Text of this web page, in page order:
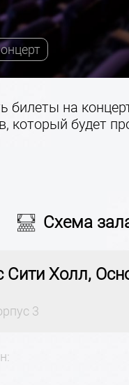
билеты на
который будет
Схема
Сити Холл,
3